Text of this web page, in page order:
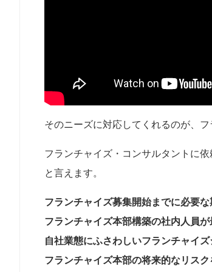
そのニーズに対応してくれるのが、
フランチャイズ・コンサルタントに
と言えます。
フランチャイズ募集開始までに必要
フランチャイズ本部構築の社内人員
自社業態にふさわしいフランチャイ
フランチャイズ本部の将来的なリス